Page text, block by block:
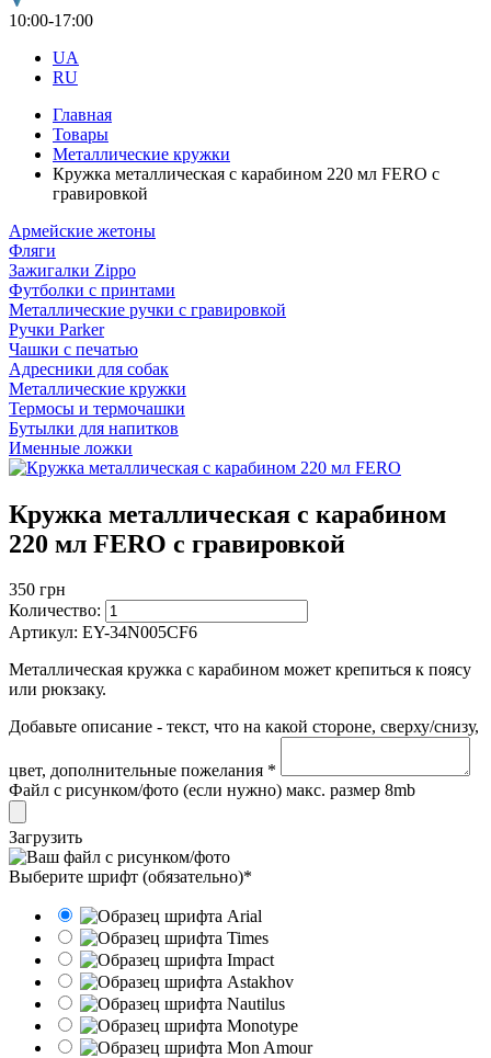
10:00-17:00
UA
RU
Главная
Товары
Металлические кружки
Кружка металлическая с карабином 220 мл FERO с
гравировкой
Армейские жетоны
Фляги
Зажигалки Zippo
Футболки с принтами
Металлические ручки с гравировкой
Ручки Parker
Чашки с печатью
Адресники для собак
Металлические кружки
Термосы и термочашки
Бутылки для напитков
Именные ложки
Кружка металлическая с карабином
220 мл FERO с гравировкой
350 грн
Количество:
Артикул: EY-34N005CF6
Металлическая кружка с карабином может крепиться к поясу
или рюкзаку.
Добавьте описание - текст, что на какой стороне, сверху/снизу,
цвет, дополнительные пожелания *
Файл с рисунком/фото (если нужно) макс. размер 8mb
Загрузить
Выберите шрифт (обязательно)*